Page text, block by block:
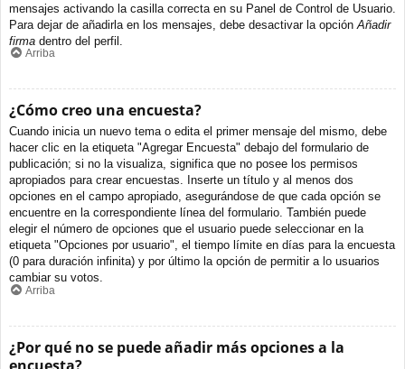
mensajes activando la casilla correcta en su Panel de Control de Usuario.
Para dejar de añadirla en los mensajes, debe desactivar la opción Añadir
firma dentro del perfil.
Arriba
¿Cómo creo una encuesta?
Cuando inicia un nuevo tema o edita el primer mensaje del mismo, debe
hacer clic en la etiqueta "Agregar Encuesta" debajo del formulario de
publicación; si no la visualiza, significa que no posee los permisos
apropiados para crear encuestas. Inserte un título y al menos dos
opciones en el campo apropiado, asegurándose de que cada opción se
encuentre en la correspondiente línea del formulario. También puede
elegir el número de opciones que el usuario puede seleccionar en la
etiqueta "Opciones por usuario", el tiempo límite en días para la encuesta
(0 para duración infinita) y por último la opción de permitir a lo usuarios
cambiar su votos.
Arriba
¿Por qué no se puede añadir más opciones a la